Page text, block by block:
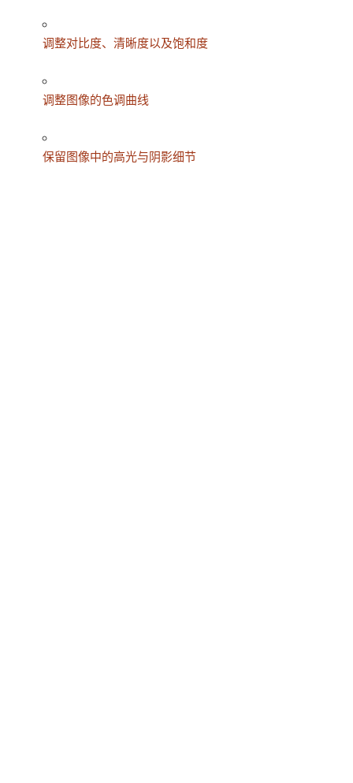
调整对比度、清晰度以及饱和度
调整图像的色调曲线
保留图像中的高光与阴影细节